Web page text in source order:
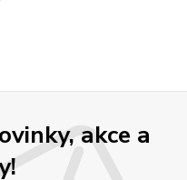
akce a